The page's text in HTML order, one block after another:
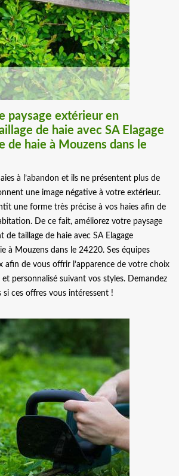
paysage extérieur en
de haie avec SA Elagage
de haie à Mouzens dans le
à l’abandon et ils ne présentent plus de
une image négative à votre extérieur.
une forme très précise à vos haies afin de
De ce fait, améliorez votre paysage
de taillage de haie avec SA Elagage
à Mouzens dans le 24220. Ses équipes
afin de vous offrir l’apparence de votre choix
personnalisé suivant vos styles. Demandez
ces offres vous intéressent !